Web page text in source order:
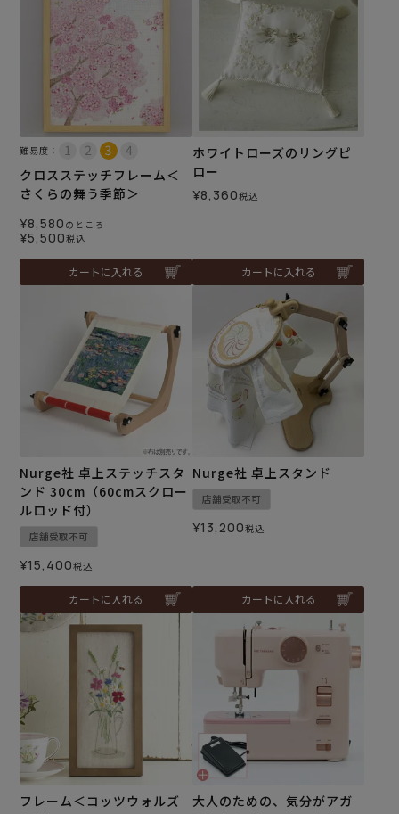
難易度：
クロスステッチフレーム＜
さくらの舞う季節＞
¥8,580 のところ
¥5,500税込
カートに入れる
ホワイトローズのリングピ
ロー
¥8,360税込
カートに入れる
Nurge社 卓上ステッチスタ
ンド 30cm（60cmスクロー
ルロッド付）
店舗受取不可
¥15,400税込
カートに入れる
Nurge社 卓上スタンド
店舗受取不可
¥13,200税込
カートに入れる
フレーム＜コッツウォルズ
大人のための、気分がアガ